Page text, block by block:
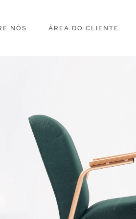
NÓS ÁREA DO CLIENTE